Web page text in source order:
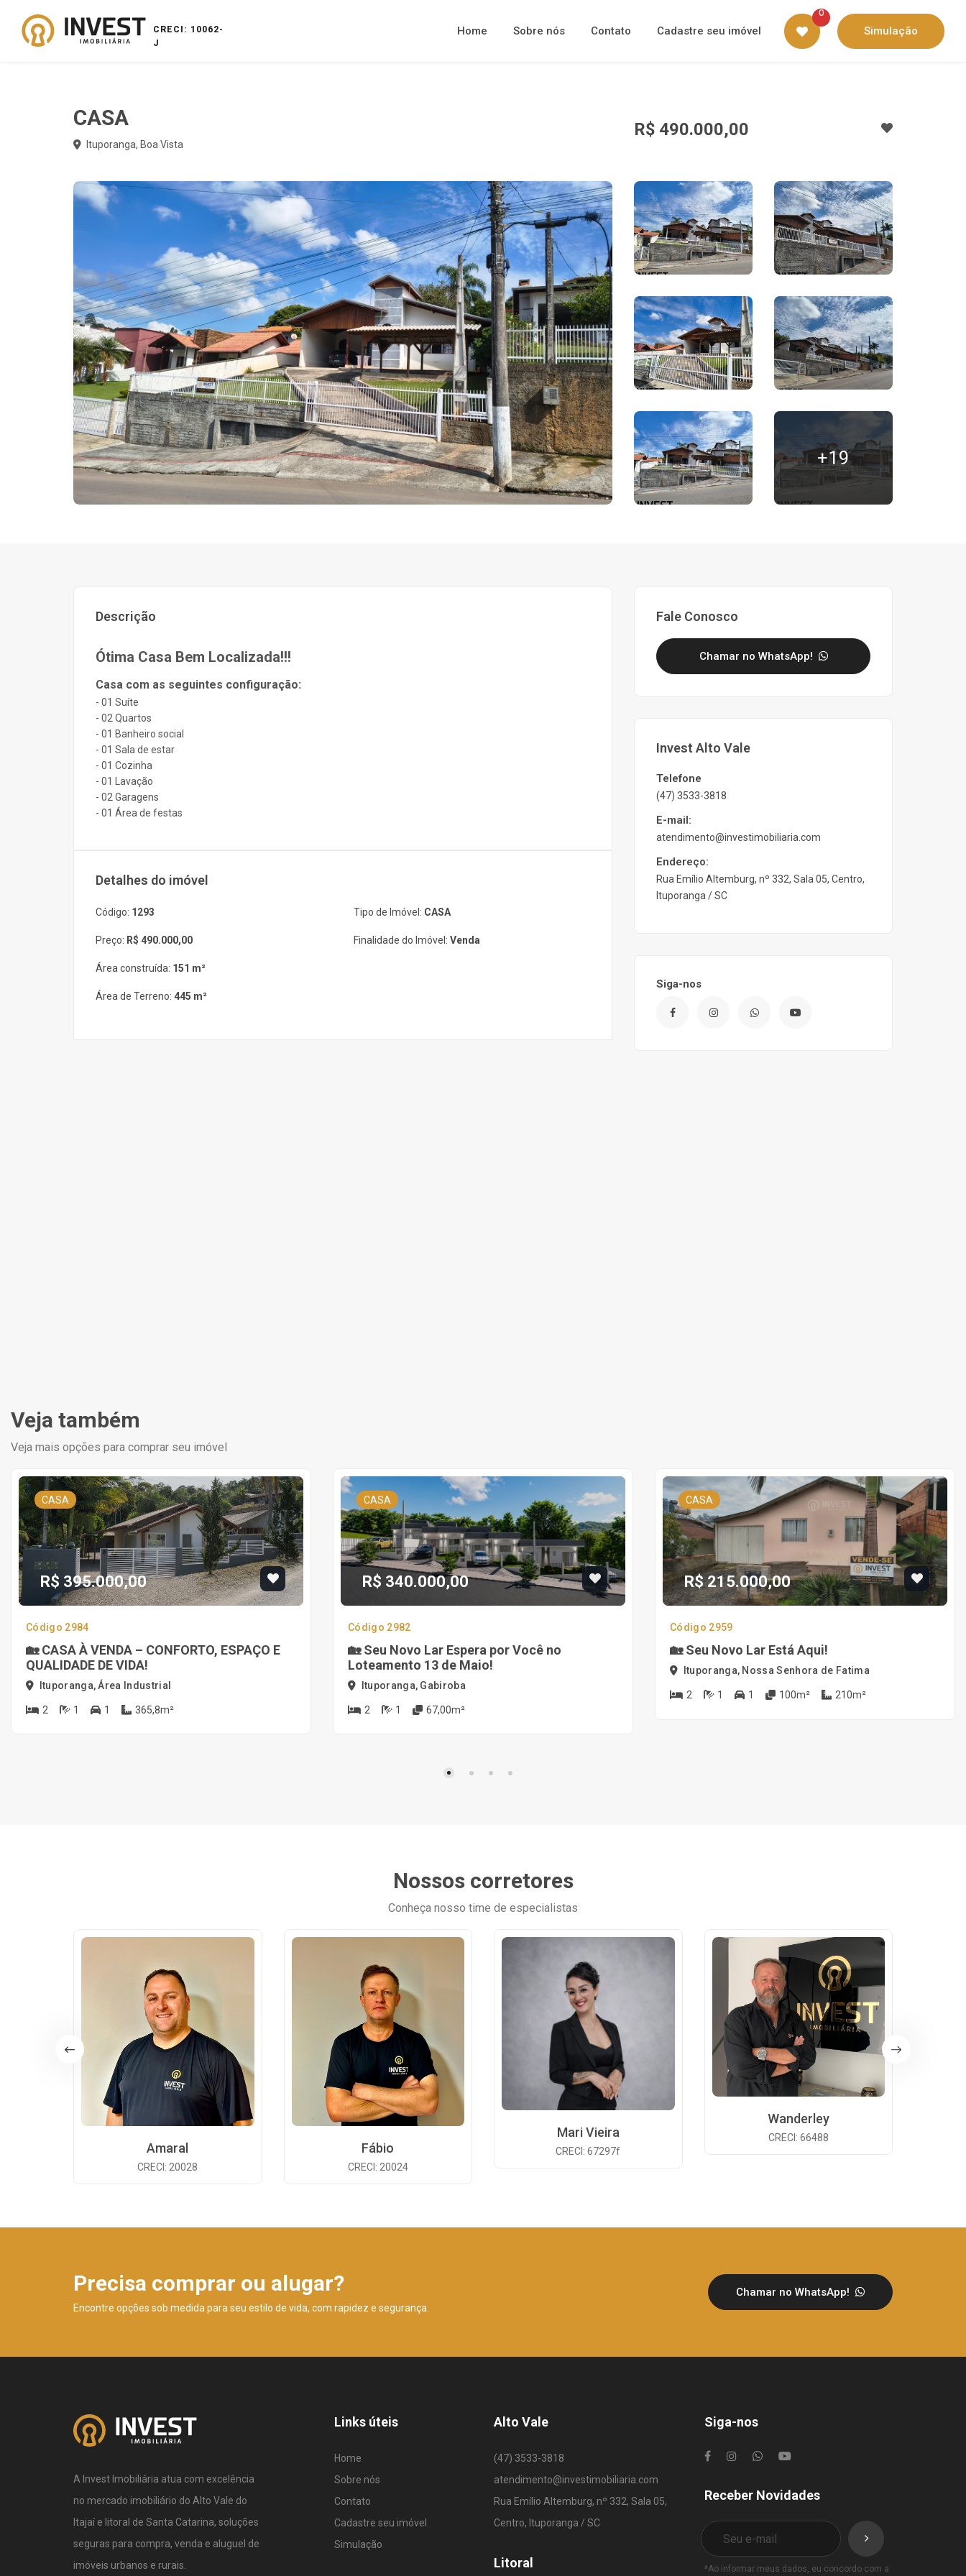
CRECI: 10062-
J
Home Sobre nós Contato Cadastre seu imóvel
0
Simulação
CASA
Ituporanga, Boa Vista
R$ 490.000,00
+19
Descrição
Ótima Casa Bem Localizada!!!
Casa com as seguintes configuração:
- 01 Suíte
- 02 Quartos
- 01 Banheiro social
- 01 Sala de estar
- 01 Cozinha
- 01 Lavação
- 02 Garagens
- 01 Área de festas
Detalhes do imóvel
Código: 1293
Preço: R$ 490.000,00
Área construída: 151 m²
Área de Terreno: 445 m²
Tipo de Imóvel: CASA
Finalidade do Imóvel: Venda
Fale Conosco
Chamar no WhatsApp!
Invest Alto Vale
Telefone
(47) 3533-3818
E-mail:
atendimento@investimobiliaria.com
Endereço:
Rua Emílio Altemburg, nº 332, Sala 05, Centro,
Ituporanga / SC
Siga-nos
Veja também
Veja mais opções para comprar seu imóvel
CASA
R$ 395.000,00
Código 2984
🏡 CASA À VENDA – CONFORTO, ESPAÇO E
QUALIDADE DE VIDA!
Ituporanga, Área Industrial
2 1 1 365,8m²
CASA
R$ 340.000,00
Código 2982
🏡 Seu Novo Lar Espera por Você no
Loteamento 13 de Maio!
Ituporanga, Gabiroba
2 1 67,00m²
CASA
R$ 215.000,00
Código 2959
🏡 Seu Novo Lar Está Aqui!
Ituporanga, Nossa Senhora de Fatima
2 1 1 100m² 210m²
Nossos corretores
Conheça nosso time de especialistas
Amaral
CRECI: 20028
Fábio
CRECI: 20024
Mari Vieira
CRECI: 67297f
Wanderley
CRECI: 66488
Precisa comprar ou alugar?
Encontre opções sob medida para seu estilo de vida, com rapidez e segurança.
Chamar no WhatsApp!
A Invest Imobiliária atua com excelência
no mercado imobiliário do Alto Vale do
Itajaí e litoral de Santa Catarina, soluções
seguras para compra, venda e aluguel de
imóveis urbanos e rurais.
Links úteis
Home
Sobre nós
Contato
Cadastre seu imóvel
Simulação
Alto Vale
(47) 3533-3818
atendimento@investimobiliaria.com
Rua Emílio Altemburg, nº 332, Sala 05,
Centro, Ituporanga / SC
Litoral
Siga-nos
Receber Novidades
*Ao informar meus dados, eu concordo com a